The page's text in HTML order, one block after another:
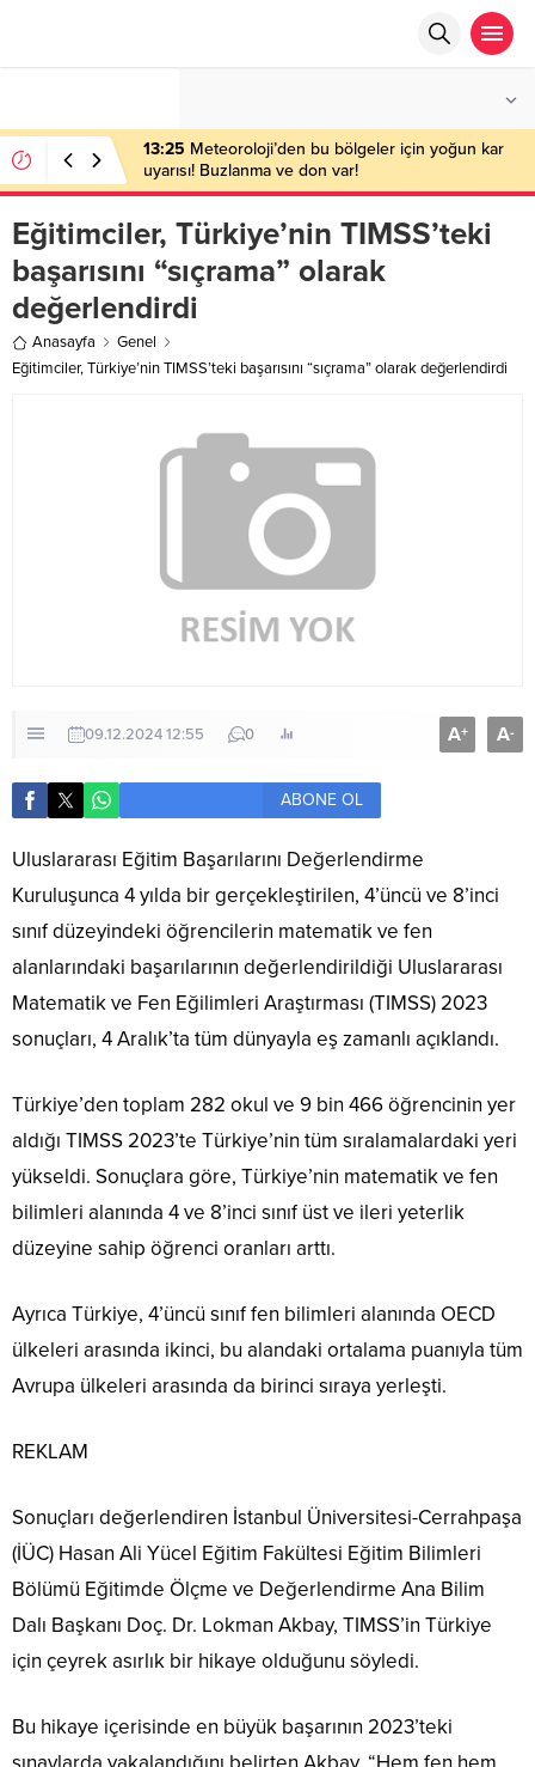
13:25 Meteoroloji’den bu bölgeler için yoğun kar
uyarısı! Buzlanma ve don var!
Eğitimciler, Türkiye’nin TIMSS’teki
başarısını “sıçrama” olarak
değerlendirdi
Anasayfa
Genel
Eğitimciler, Türkiye’nin TIMSS’teki başarısını “sıçrama” olarak değerlendirdi
09.12.2024 12:55 0 A+ A-
ABONE OL
Uluslararası Eğitim Başarılarını Değerlendirme
Kuruluşunca 4 yılda bir gerçekleştirilen, 4’üncü ve 8’inci
sınıf düzeyindeki öğrencilerin matematik ve fen
alanlarındaki başarılarının değerlendirildiği Uluslararası
Matematik ve Fen Eğilimleri Araştırması (TIMSS) 2023
sonuçları, 4 Aralık’ta tüm dünyayla eş zamanlı açıklandı.
Türkiye’den toplam 282 okul ve 9 bin 466 öğrencinin yer
aldığı TIMSS 2023’te Türkiye’nin tüm sıralamalardaki yeri
yükseldi. Sonuçlara göre, Türkiye’nin matematik ve fen
bilimleri alanında 4 ve 8’inci sınıf üst ve ileri yeterlik
düzeyine sahip öğrenci oranları arttı.
Ayrıca Türkiye, 4’üncü sınıf fen bilimleri alanında OECD
ülkeleri arasında ikinci, bu alandaki ortalama puanıyla tüm
Avrupa ülkeleri arasında da birinci sıraya yerleşti.
REKLAM
Sonuçları değerlendiren İstanbul Üniversitesi-Cerrahpaşa
(İÜC) Hasan Ali Yücel Eğitim Fakültesi Eğitim Bilimleri
Bölümü Eğitimde Ölçme ve Değerlendirme Ana Bilim
Dalı Başkanı Doç. Dr. Lokman Akbay, TIMSS’in Türkiye
için çeyrek asırlık bir hikaye olduğunu söyledi.
Bu hikaye içerisinde en büyük başarının 2023’teki